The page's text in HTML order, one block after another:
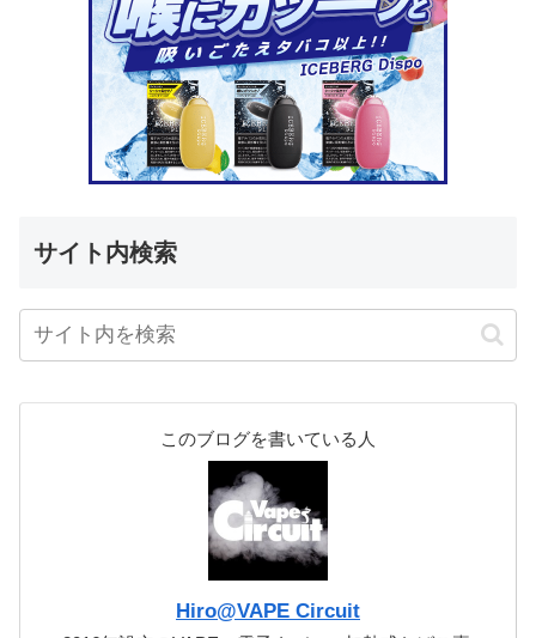
サイト内検索
このブログを書いている人
Hiro@VAPE Circuit